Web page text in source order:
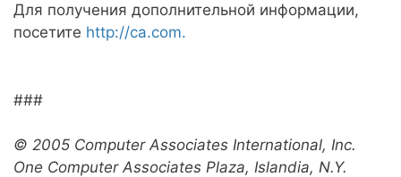
Для получения дополнительной информации,
посетите http://ca.com.
###
© 2005 Computer Associates International, Inc.
One Computer Associates Plaza, Islandia, N.Y.